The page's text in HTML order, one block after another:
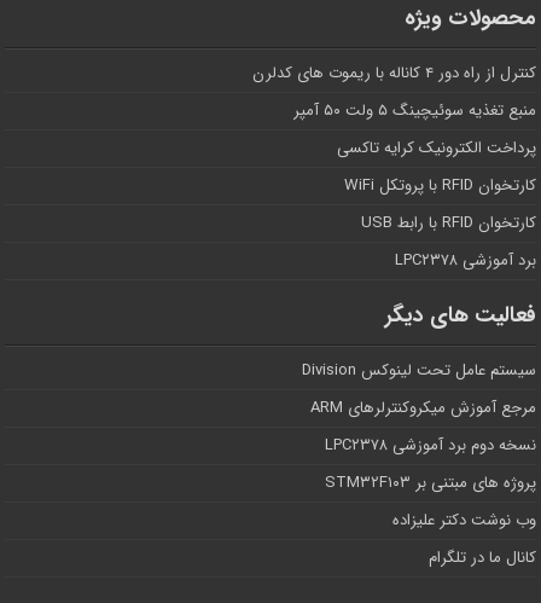
محصولات ویژه
کنترل از راه دور ۴ کاناله با ریموت های کدلرن
منبع تغذیه سوئیچینگ ۵ ولت ۵۰ آمپر
پرداخت الکترونیک کرایه تاکسی
کارتخوان RFID با پروتکل WiFi
کارتخوان RFID با رابط USB
برد آموزشی LPC۲۳۷۸
فعالیت های دیگر
سیستم عامل تحت لینوکس Division
مرجع آموزش میکروکنترلرهای ARM
نسخه دوم برد آموزشی LPC۲۳۷۸
پروژه های مبتنی بر STM۳۲F۱۰۳
وب نوشت دکتر علیزاده
کانال ما در تلگرام